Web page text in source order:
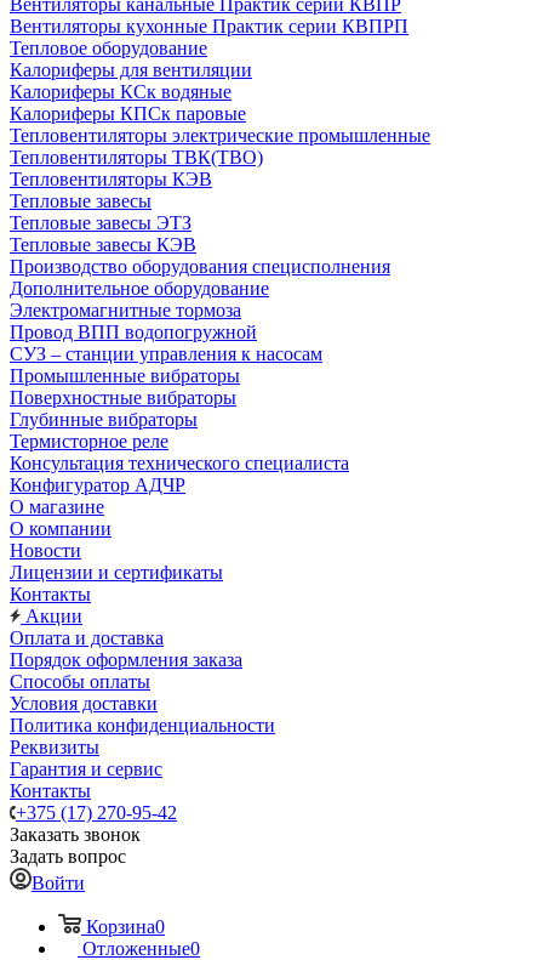
Вентиляторы канальные Практик серии КВПР
Вентиляторы кухонные Практик серии КВПРП
Тепловое оборудование
Калориферы для вентиляции
Калориферы КСк водяные
Калориферы КПСк паровые
Тепловентиляторы электрические промышленные
Тепловентиляторы ТВК(ТВО)
Тепловентиляторы КЭВ
Тепловые завесы
Тепловые завесы ЭТЗ
Тепловые завесы КЭВ
Производство оборудования специсполнения
Дополнительное оборудование
Электромагнитные тормоза
Провод ВПП водопогружной
СУЗ – станции управления к насосам
Промышленные вибраторы
Поверхностные вибраторы
Глубинные вибраторы
Термисторное реле
Консультация технического специалиста
Конфигуратор АДЧР
О магазине
О компании
Новости
Лицензии и сертификаты
Контакты
Акции
Оплата и доставка
Порядок оформления заказа
Способы оплаты
Условия доставки
Политика конфиденциальности
Реквизиты
Гарантия и сервис
Контакты
+375 (17) 270-95-42
Заказать звонок
Задать вопрос
Войти
Корзина0
Отложенные0